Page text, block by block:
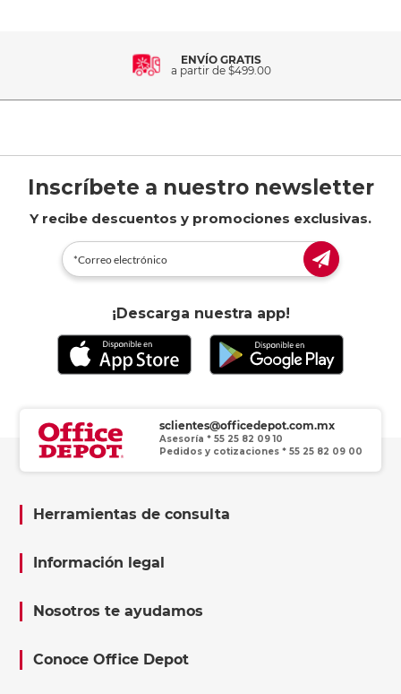
ENVÍO GRATIS
a partir de $499.00
Inscríbete a nuestro newsletter
Y recibe descuentos y promociones exclusivas.
¡Descarga nuestra app!
sclientes@officedepot.com.mx
Asesoría * 55 25 82 09 10
Pedidos y cotizaciones * 55 25 82 09 00
Herramientas de consulta
Información legal
Nosotros te ayudamos
Conoce Office Depot